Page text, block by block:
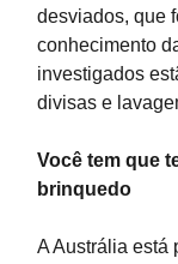
desviados, que
conhecimento
investigados
divisas e
Você tem que
brinquedo
A Austrália está